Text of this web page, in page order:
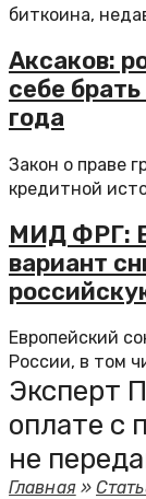
биткоина,
Аксаков:
себе
года
Закон о праве
кредитной
МИД ФРГ:
вариант
Европейский
России, в том
Эксперт
оплате с
не
Главная»